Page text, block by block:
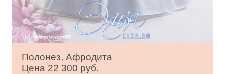
Полонез, Афродита
Цена 22 300 руб.